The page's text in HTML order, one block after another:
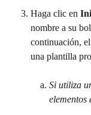
Haga clic en
nombre a su
continuación,
una plantilla
Si utiliza
elementos